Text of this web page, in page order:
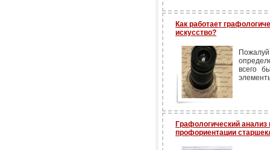
Как работает
искусство?
всего
Графологический анализ
профориентации